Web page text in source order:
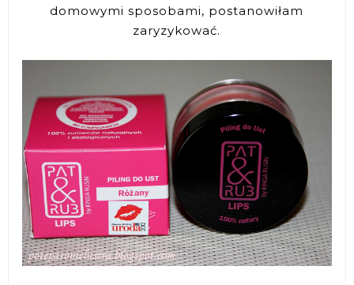
domowymi sposobami, postanowiłam
zaryzykować.